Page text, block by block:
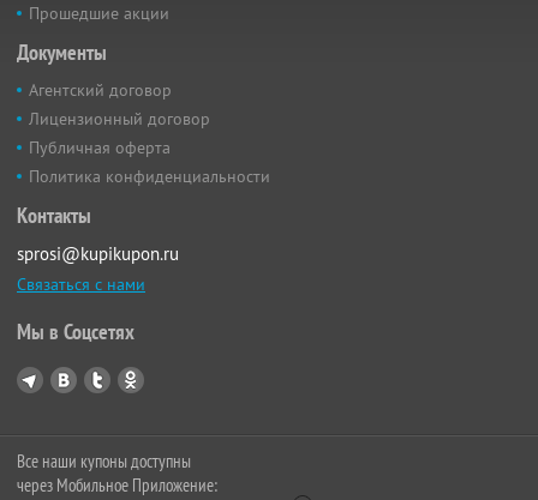
Прошедшие акции
Документы
Агентский договор
Лицензионный договор
Публичная оферта
Политика конфиденциальности
Контакты
sprosi@kupikupon.ru
Связаться с нами
Мы в Соцсетях
Все наши купоны доступны
через Мобильное Приложение: